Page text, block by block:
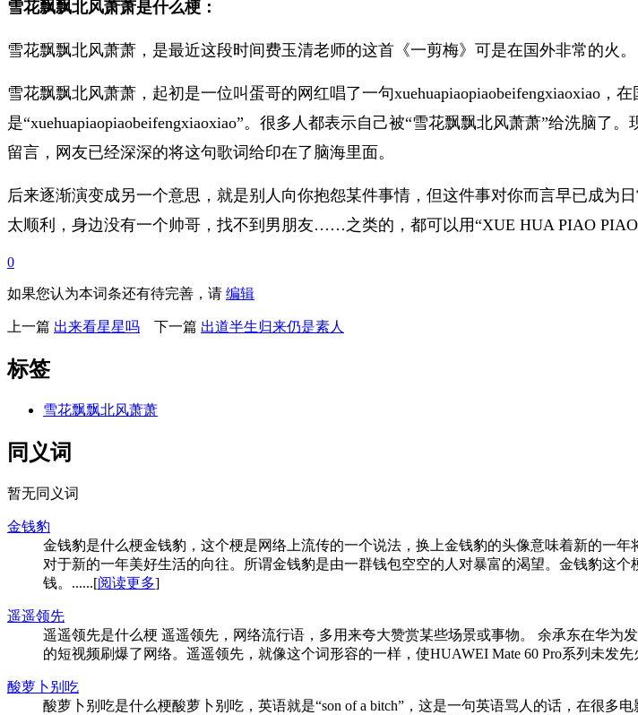
雪花飘飘北风萧萧是什么梗：
雪花飘飘北风萧萧，是最近这段时间费玉清老师的这首《一剪梅》可是在国外非常的火。
雪花飘飘北风萧萧，起初是一位叫蛋哥的网红唱了一句xuehuapiaopiaobeifengxiaoxiao
是“xuehuapiaopiaobeifengxiaoxiao”。很多人都表示自己被“雪花飘飘北风萧萧”给洗脑
留言，网友已经深深的将这句歌词给印在了脑海里面。
后来逐渐演变成另一个意思，就是别人向你抱怨某件事情，但这件事对你而言早已成为
太顺利，身边没有一个帅哥，找不到男朋友……之类的，都可以用“XUE HUA PIAO PIAO
0
如果您认为本词条还有待完善，请 编辑
上一篇 出来看星星吗 下一篇 出道半生归来仍是素人
标签
雪花飘飘北风萧萧
同义词
暂无同义词
金钱豹
金钱豹是什么梗金钱豹，这个梗是网络上流传的一个说法，换上金钱豹的头像意味着新的一
对于新的一年美好生活的向往。所谓金钱豹是由一群钱包空空的人对暴富的渴望。金钱豹这
钱。......[阅读更多]
遥遥领先
遥遥领先是什么梗 遥遥领先，网络流行语，多用来夸大赞赏某些场景或事物。 余承东在华为
的短视频刷爆了网络。遥遥领先，就像这个词形容的一样，使HUAWEI Mate 60 Pro系列未发
酸萝卜别吃
酸萝卜别吃是什么梗酸萝卜别吃，英语就是“son of a bitch”，这是一句英语骂人的话，在很